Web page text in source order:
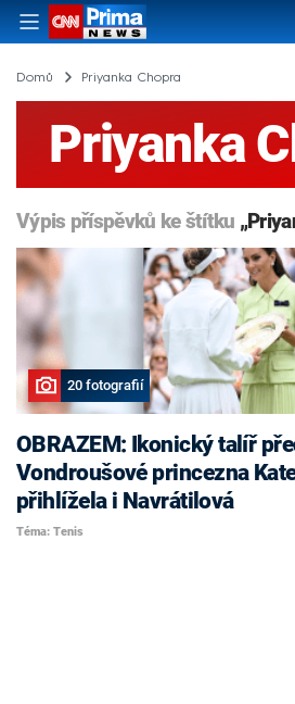
Domů Priyanka Chopra
Priyanka
Výpis příspěvků ke štítku
20 fotografií
OBRAZEM: Ikonický talíř
Vondroušové princezna
přihlížela i Navrátilová
Téma: Tenis